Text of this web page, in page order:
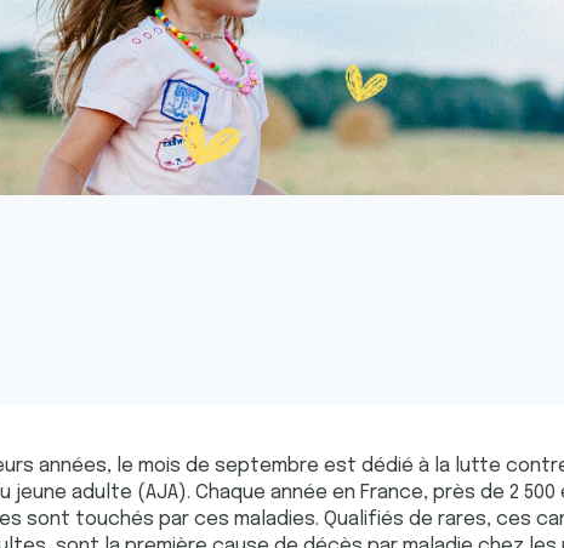
années, le mois de septembre est dédié à la lutte
jeune adulte (AJA). Chaque année en France, près de 2
sont touchés par ces maladies. Qualifiés de rares, ces